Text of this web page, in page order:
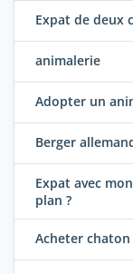
Expat de deux
animalerie
Adopter un
Berger
Expat avec
plan ?
Acheter